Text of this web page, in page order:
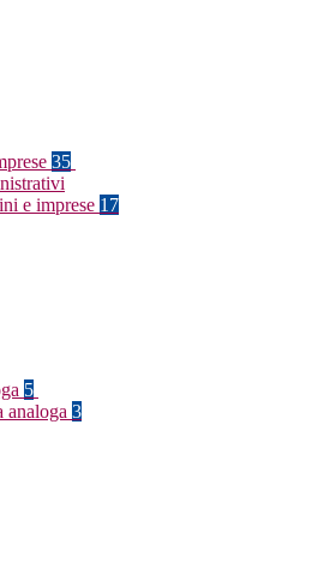
35
e imprese 17
5
analoga 3